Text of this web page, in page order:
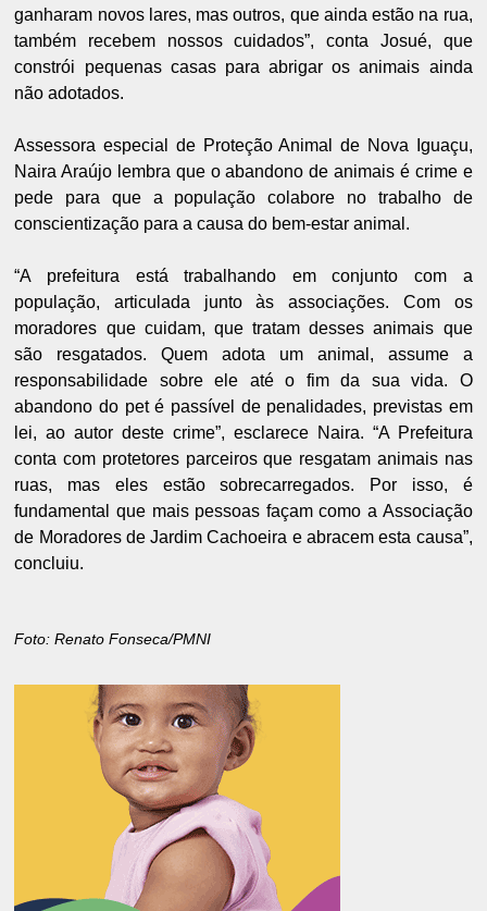
ganharam novos lares, mas outros, que ainda estão na rua,
também recebem nossos cuidados”, conta Josué, que
constrói pequenas casas para abrigar os animais ainda
não adotados.
Assessora especial de Proteção Animal de Nova Iguaçu,
Naira Araújo lembra que o abandono de animais é crime e
pede para que a população colabore no trabalho de
conscientização para a causa do bem-estar animal.
“A prefeitura está trabalhando em conjunto com a
população, articulada junto às associações. Com os
moradores que cuidam, que tratam desses animais que
são resgatados. Quem adota um animal, assume a
responsabilidade sobre ele até o fim da sua vida. O
abandono do pet é passível de penalidades, previstas em
lei, ao autor deste crime”, esclarece Naira. “A Prefeitura
conta com protetores parceiros que resgatam animais nas
ruas, mas eles estão sobrecarregados. Por isso, é
fundamental que mais pessoas façam como a Associação
de Moradores de Jardim Cachoeira e abracem esta causa”,
concluiu.
Foto: Renato Fonseca/PMNI